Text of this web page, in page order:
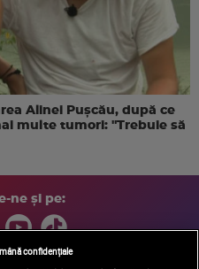
Alinei Pușcău, după ce
multe tumori: "Trebuie să
ne și pe:
confidențiale